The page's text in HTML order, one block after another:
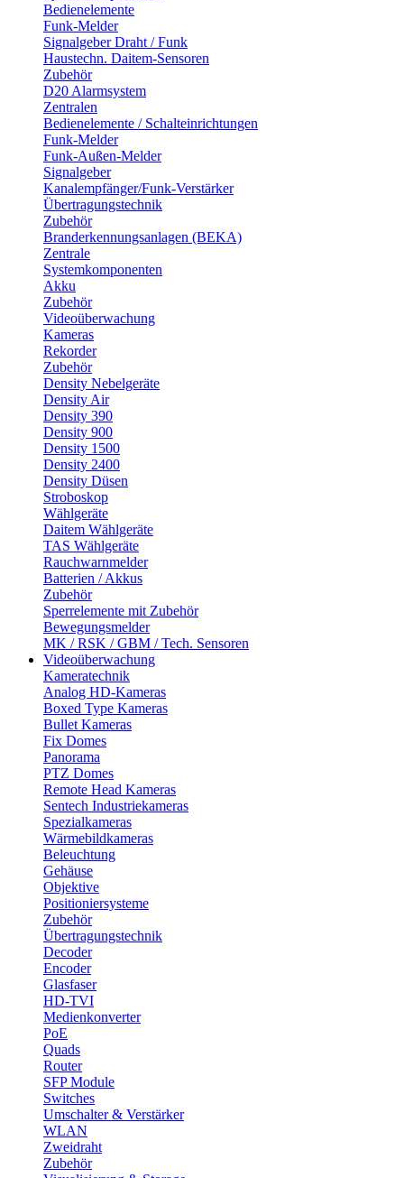
Bedienelemente
Funk-Melder
Signalgeber Draht / Funk
Haustechn. Daitem-Sensoren
Zubehör
D20 Alarmsystem
Zentralen
Bedienelemente / Schalteinrichtungen
Funk-Melder
Funk-Außen-Melder
Signalgeber
Kanalempfänger/Funk-Verstärker
Übertragungstechnik
Zubehör
Branderkennungsanlagen (BEKA)
Zentrale
Systemkomponenten
Akku
Zubehör
Videoüberwachung
Kameras
Rekorder
Zubehör
Density Nebelgeräte
Density Air
Density 390
Density 900
Density 1500
Density 2400
Density Düsen
Stroboskop
Wählgeräte
Daitem Wählgeräte
TAS Wählgeräte
Rauchwarnmelder
Batterien / Akkus
Zubehör
Sperrelemente mit Zubehör
Bewegungsmelder
MK / RSK / GBM / Tech. Sensoren
Videoüberwachung
Kameratechnik
Analog HD-Kameras
Boxed Type Kameras
Bullet Kameras
Fix Domes
Panorama
PTZ Domes
Remote Head Kameras
Sentech Industriekameras
Spezialkameras
Wärmebildkameras
Beleuchtung
Gehäuse
Objektive
Positioniersysteme
Zubehör
Übertragungstechnik
Decoder
Encoder
Glasfaser
HD-TVI
Medienkonverter
PoE
Quads
Router
SFP Module
Switches
Umschalter & Verstärker
WLAN
Zweidraht
Zubehör